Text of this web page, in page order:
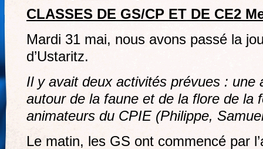
CLASSES DE GS/CP ET DE CE2
Mardi 31 mai, nous avons passé la
d’Ustaritz.
Il y avait deux activités prévues : une
autour de la faune et de la flore de la
animateurs du CPIE (Philippe,
Le matin, les GS ont commencé par